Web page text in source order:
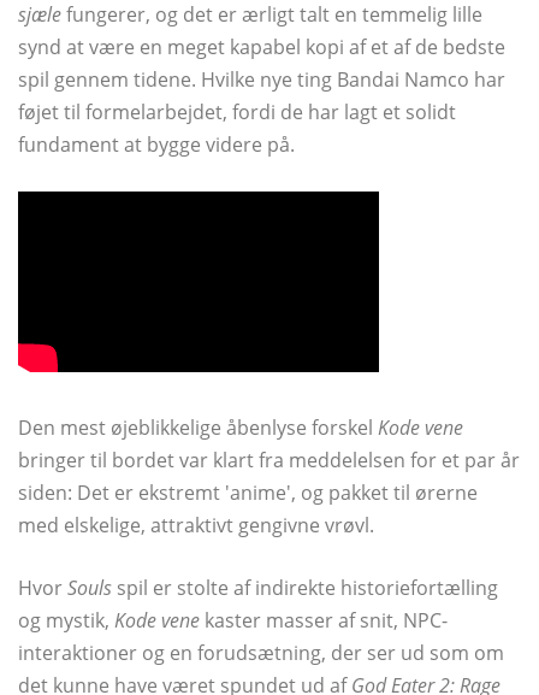
sjælefungerer, og det er ærligt talt en temmelig lille
synd at være en meget kapabel kopi af et af de bedste
spil gennem tidene. Hvilke nye ting Bandai Namco har
føjet til formelarbejdet, fordi de har lagt et solidt
fundament at bygge videre på.
Den mest øjeblikkelige åbenlyse forskel Kode vene
bringer til bordet var klart fra meddelelsen for et par år
siden: Det er ekstremt 'anime', og pakket til ørerne
med elskelige, attraktivt gengivne vrøvl.
HvorSouls spil er stolte af indirekte historiefortælling
og mystik, Kode vene kaster masser af snit, NPC-
interaktioner og en forudsætning, der ser ud som om
det kunne have været spundet ud afGod Eater 2: Rage